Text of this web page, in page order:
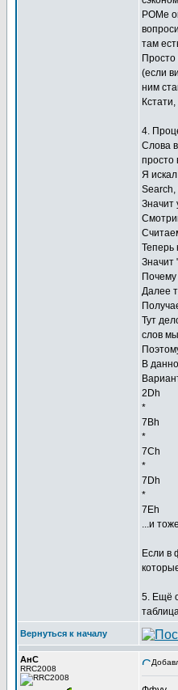
РОМе
там
Просто
(если
ним
4.
Слова
просто
Я
Search,
Значит
Теперь
Значит
Далее
Тут
слов
В
2Dh
*
7Bh
*
7Ch
*
7Dh
*
7Eh
...и
Если в
5. Ещё
Вернуться к началу
АнС
RRC2008